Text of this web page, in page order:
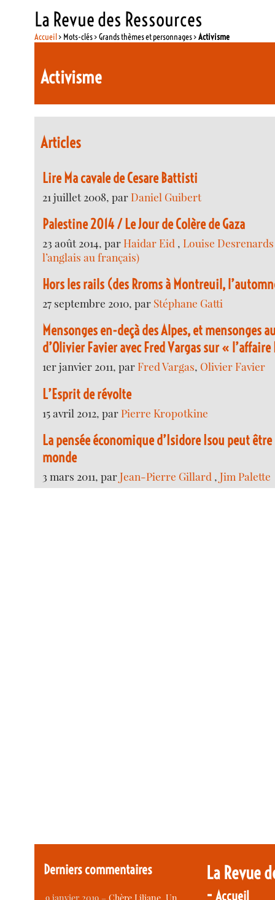
La Revue des Ressources
Accueil> Mots-clés > Grands thèmes et personnages >Activisme
Activisme
Articles
Lire Ma cavale de Cesare Battisti
21 juillet 2008, parDaniel Guibert
Palestine 2014 / Le Jour de Colère de Gaza
23 août 2014, parHaidar Eid ,Louise
l’anglais au français)
Hors les rails (des Rroms à Montreuil,
27 septembre 2010, par Stéphane Gatti
Mensonges en-deçà des Alpes, et mensonges
d’Olivier Favier avec Fred Vargas sur «
1er janvier 2011, parFred Vargas, Olivier Favier
L’Esprit de révolte
15 avril 2012, par Pierre Kropotkine
La pensée économique d’Isidore Isou peut
monde
3 mars 2011, parJean-Pierre Gillard ,Jim Palette
Derniers commentaires
La Revue
-Accueil